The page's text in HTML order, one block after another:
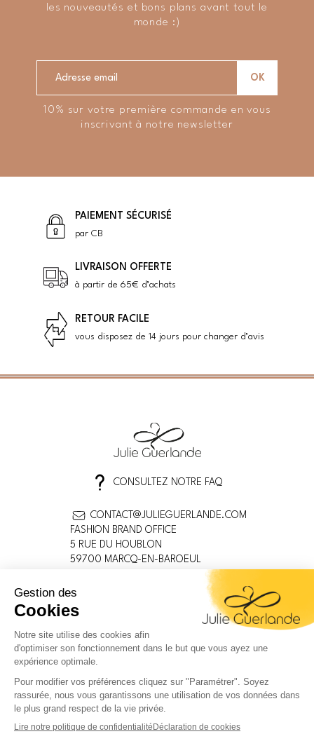
les nouveautés et bons plans avant tout le
monde :)
10% sur votre première commande en vous
inscrivant à notre newsletter
PAIEMENT SÉCURISÉ
par CB
LIVRAISON OFFERTE
à partir de 65€ d’achats
RETOUR FACILE
vous disposez de 14 jours pour changer d’avis
CONDITIONS GÉNÉRALES
POLITIQUE DE CONFIDENTIALITÉ
INFORMATIONS SUR LES COOKIES
DEVENEZ DISTRIBUTEUR LIVRAISON / RETOUR
FacebookInstagram
CONSULTEZ NOTRE FAQ
CONTACT@JULIEGUERLANDE.COM
FASHION BRAND OFFICE
5 RUE DU HOUBLON
59700 MARCQ-EN-BAROEUL